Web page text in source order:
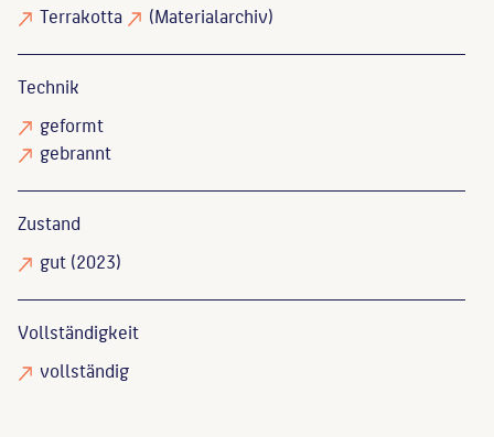
Terrakotta
(Materialarchiv)
Technik
geformt
gebrannt
Zustand
gut(2023)
Vollständigkeit
vollständig